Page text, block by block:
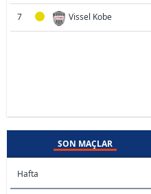
7 Vissel Kobe
SON MAÇLAR
Hafta